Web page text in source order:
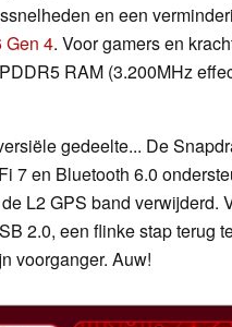
en een
Gen 4. Voor gamers en
RAM (3.200MHz
gedeelte... De
7 en Bluetooth 6.0
L2 GPS band verwijderd.
2.0, een flinke stap terug
voorganger. Auw!